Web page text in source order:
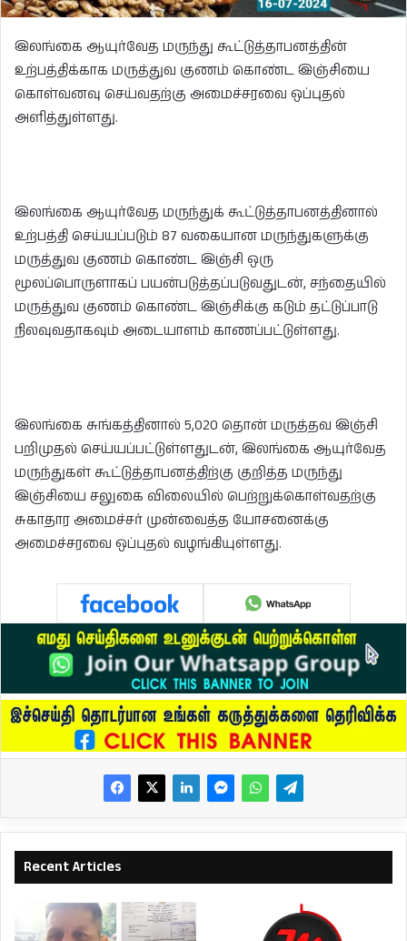
இலங்கை ஆயுர்வேத மருந்து கூட்டுத்தாபனத்தின்
உற்பத்திக்காக மருத்துவ குணம் கொண்ட இஞ்சியை
கொள்வனவு செய்வதற்கு அமைச்சரவை ஒப்புதல்
அளித்துள்ளது.
இலங்கை ஆயுர்வேத மருந்துக் கூட்டுத்தாபனத்தினால்
உற்பத்தி செய்யப்படும் 87 வகையான மருந்துகளுக்கு
மருத்துவ குணம் கொண்ட இஞ்சி ஒரு
மூலப்பொருளாகப் பயன்படுத்தப்படுவதுடன், சந்தையில்
மருத்துவ குணம் கொண்ட இஞ்சிக்கு கடும் தட்டுப்பாடு
நிலவுவதாகவும் அடையாளம் காணப்பட்டுள்ளது.
இலங்கை சுங்கத்தினால் 5,020 தொன் மருத்தவ இஞ்சி
பறிமுதல் செய்யப்பட்டுள்ளதுடன், இலங்கை ஆயுர்வேத
மருந்துகள் கூட்டுத்தாபனத்திற்கு குறித்த மருந்து
இஞ்சியை சலுகை விலையில் பெற்றுக்கொள்வதற்கு
சுகாதார அமைச்சர் முன்வைத்த யோசனைக்கு
அமைச்சரவை ஒப்புதல் வழங்கியுள்ளது.
Recent Articles